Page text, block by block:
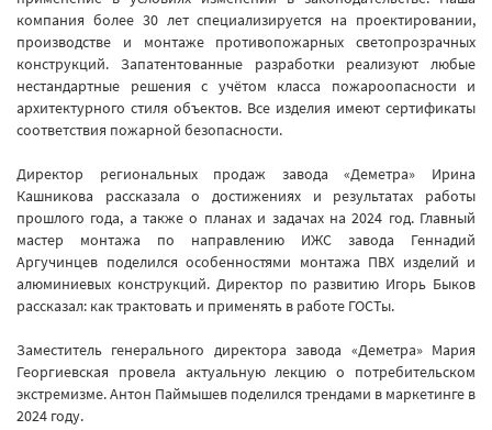
компания более 30 лет специализируется на проектировании,
производстве и монтаже противопожарных светопрозрачных
конструкций. Запатентованные разработки реализуют любые
нестандартные решения с учётом класса пожароопасности и
архитектурного стиля объектов. Все изделия имеют сертификаты
соответствия пожарной безопасности.
Директор региональных продаж завода «Деметра» Ирина
Кашникова рассказала о достижениях и результатах работы
прошлого года, а также о планах и задачах на 2024 год. Главный
мастер монтажа по направлению ИЖС завода Геннадий
Аргучинцев поделился особенностями монтажа ПВХ изделий и
алюминиевых конструкций. Директор по развитию Игорь Быков
рассказал: как трактовать и применять в работе ГОСТы.
Заместитель генерального директора завода «Деметра» Мария
Георгиевская провела актуальную лекцию о потребительском
экстремизме. Антон Паймышев поделился трендами в маркетинге в
2024 году.